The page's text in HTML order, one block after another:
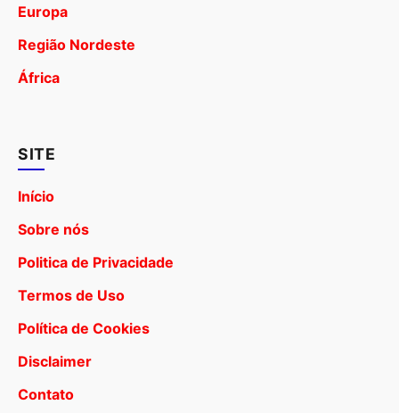
Europa
Região Nordeste
África
SITE
Início
Sobre nós
Politica de Privacidade
Termos de Uso
Política de Cookies
Disclaimer
Contato